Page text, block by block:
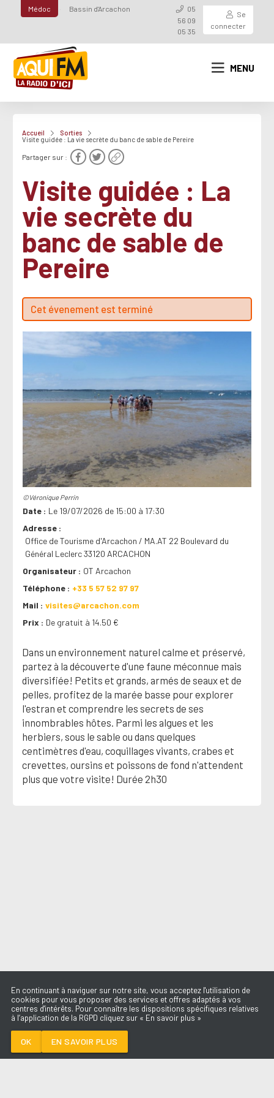
Médoc Bassin d'Arcachon
05
56 09
05 35
Se
connecter
I'M PICKY
MENU
Accueil
Sorties
Visite guidée : La vie secrète du banc de sable de Pereire
Partager sur :
Visite guidée : La
vie secrète du
banc de sable de
Pereire
Cet évenement est terminé
©Véronique Perrin
Date
Le 19/07/2026 de 15:00 à 17:30
Adresse
Office de Tourisme d'Arcachon / MA.AT 22 Boulevard du
Général Leclerc 33120 ARCACHON
Organisateur
OT Arcachon
Téléphone
+33 5 57 52 97 97
Mail
visites@arcachon.com
Prix
De gratuit à 14.50 €
Dans un environnement naturel calme et préservé,
partez à la découverte d'une faune méconnue mais
diversifiée! Petits et grands, armés de seaux et de
pelles, profitez de la marée basse pour explorer
l'estran et comprendre les secrets de ses
innombrables hôtes. Parmi les algues et les
herbiers, sous le sable ou dans quelques
centimètres d'eau, coquillages vivants, crabes et
crevettes, oursins et poissons de fond n'attendent
plus que votre visite! Durée 2h30
En continuant à naviguer sur notre site, vous acceptez l'utilisation de
cookies pour vous proposer des services et offres adaptés à vos
centres d'intérêts. Pour connaître les dispositions spécifiques relatives
à l’application de la RGPD cliquez sur « En savoir plus »
OK EN SAVOIR PLUS